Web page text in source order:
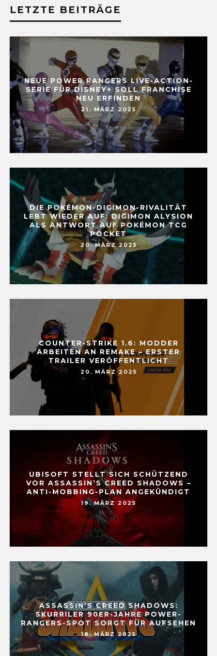
LETZTE BEITRÄGE
NEUE POWER RANGERS LIVE-ACTION-
SERIE FÜR DISNEY+ SOLL FRANCHISE
NEU ERFINDEN
21. MÄRZ 2025
DIE POKÉMON-DIGIMON-RIVALITÄT
LEBT WIEDER AUF: DIGIMON ALYSION
ALS ANTWORT AUF POKÉMON TCG
POCKET
20. MÄRZ 2025
COUNTER-STRIKE 1.6: MODDER
ARBEITEN AN REMAKE – ERSTER
TRAILER VERÖFFENTLICHT
20. MÄRZ 2025
UBISOFT STELLT SICH SCHÜTZEND
VOR ASSASSIN’S CREED SHADOWS –
ANTI-MOBBING-PLAN ANGEKÜNDIGT
19. MÄRZ 2025
ASSASSIN’S CREED SHADOWS:
SKURRILER 90ER-JAHRE POWER-
RANGERS-SPOT SORGT FÜR AUFSEHEN
18. MÄRZ 2025